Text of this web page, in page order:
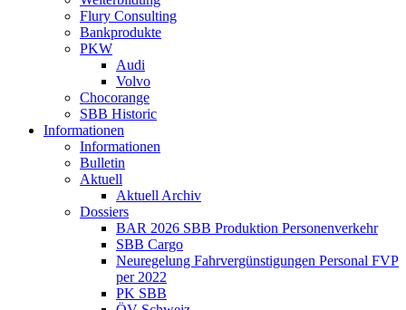
Flury Consulting
Bankprodukte
PKW
Audi
Volvo
Chocorange
SBB Historic
Informationen
Informationen
Bulletin
Aktuell
Aktuell Archiv
Dossiers
BAR 2026 SBB Produktion Personenverkehr
SBB Cargo
Neuregelung Fahrvergünstigungen Personal FVP
per 2022
PK SBB